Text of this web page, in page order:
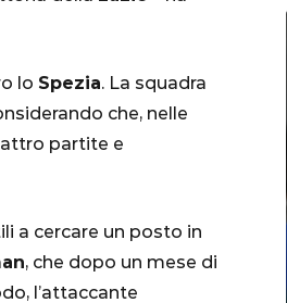
lo Spezia. La squadra
che, nelle
partite e
a cercare un posto in
, che dopo un mese di
l’attaccante
2022, Brasile